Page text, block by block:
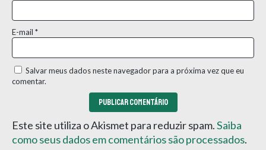
E-mail *
Salvar meus dados neste navegador para a próxima vez que eu
comentar.
Este site utiliza o Akismet para reduzir spam.Saiba
como seus dados em comentários são processados.